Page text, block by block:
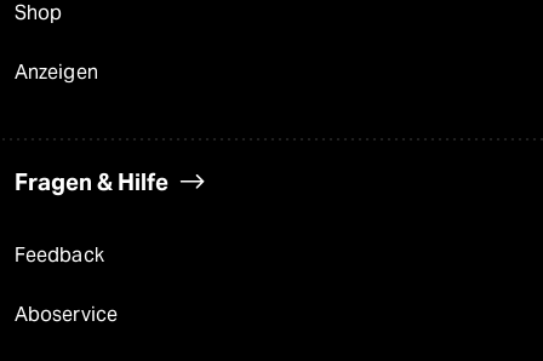
Shop
Anzeigen
Fragen & Hilfe
Feedback
Aboservice